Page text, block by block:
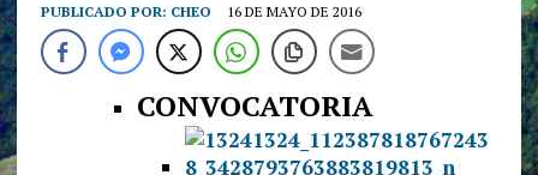
PUBLICADO POR: CHEO 16 DE MAYO DE 2016
CONVOCATORIA